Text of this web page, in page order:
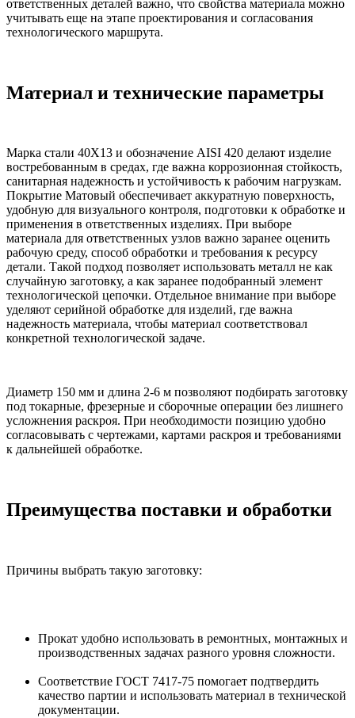
ответственных деталей важно, что свойства материала можно
учитывать еще на этапе проектирования и согласования
технологического маршрута.
Материал и технические параметры
Марка стали 40Х13 и обозначение AISI 420 делают изделие
востребованным в средах, где важна коррозионная стойкость,
санитарная надежность и устойчивость к рабочим нагрузкам.
Покрытие Матовый обеспечивает аккуратную поверхность,
удобную для визуального контроля, подготовки к обработке и
применения в ответственных изделиях. При выборе
материала для ответственных узлов важно заранее оценить
рабочую среду, способ обработки и требования к ресурсу
детали. Такой подход позволяет использовать металл не как
случайную заготовку, а как заранее подобранный элемент
технологической цепочки. Отдельное внимание при выборе
уделяют серийной обработке для изделий, где важна
надежность материала, чтобы материал соответствовал
конкретной технологической задаче.
Диаметр 150 мм и длина 2-6 м позволяют подбирать заготовку
под токарные, фрезерные и сборочные операции без лишнего
усложнения раскроя. При необходимости позицию удобно
согласовывать с чертежами, картами раскроя и требованиями
к дальнейшей обработке.
Преимущества поставки и обработки
Причины выбрать такую заготовку:
Прокат удобно использовать в ремонтных, монтажных и
производственных задачах разного уровня сложности.
Соответствие ГОСТ 7417-75 помогает подтвердить
качество партии и использовать материал в технической
документации.